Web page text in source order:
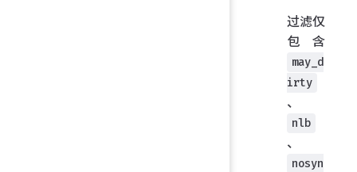
过滤仅
包含
may_d
irty
、
nlb
、
nosyn